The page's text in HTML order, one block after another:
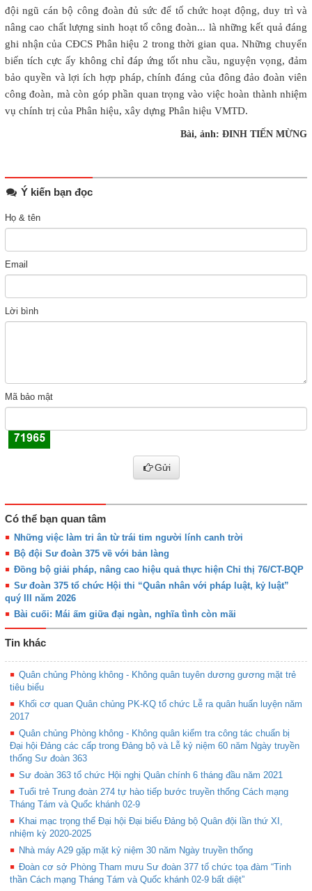
đội ngũ cán bộ công đoàn đủ sức để tổ chức hoạt động, duy trì và
nâng cao chất lượng sinh hoạt tổ công đoàn... là những kết quả đáng
ghi nhận của CĐCS Phân hiệu 2 trong thời gian qua. Những chuyển
biến tích cực ấy không chỉ đáp ứng tốt nhu cầu, nguyện vọng, đảm
bảo quyền và lợi ích hợp pháp, chính đáng của đông đảo đoàn viên
công đoàn, mà còn góp phần quan trọng vào việc hoàn thành nhiệm
vụ chính trị của Phân hiệu, xây dựng Phân hiệu VMTD.
Bài, ảnh: ĐINH TIẾN MỪNG
Ý kiến bạn đọc
Họ & tên
Email
Lời bình
Mã bảo mật
Gửi
Có thể bạn quan tâm
Những việc làm tri ân từ trái tim người lính canh trời
Bộ đội Sư đoàn 375 về với bản làng
Đồng bộ giải pháp, nâng cao hiệu quả thực hiện Chỉ thị 76/CT-BQP
Sư đoàn 375 tổ chức Hội thi “Quân nhân với pháp luật, kỷ luật”
quý III năm 2026
Bài cuối: Mái ấm giữa đại ngàn, nghĩa tình còn mãi
Tin khác
Quân chủng Phòng không - Không quân tuyên dương gương mặt trẻ
tiêu biểu
Khối cơ quan Quân chủng PK-KQ tổ chức Lễ ra quân huấn luyện năm
2017
Quân chủng Phòng không - Không quân kiểm tra công tác chuẩn bị
Đại hội Đảng các cấp trong Đảng bộ và Lễ kỷ niệm 60 năm Ngày truyền
thống Sư đoàn 363
Sư đoàn 363 tổ chức Hội nghị Quân chính 6 tháng đầu năm 2021
Tuổi trẻ Trung đoàn 274 tự hào tiếp bước truyền thống Cách mạng
Tháng Tám và Quốc khánh 02-9
Khai mạc trọng thể Đại hội Đại biểu Đảng bộ Quân đội lần thứ XI,
nhiệm kỳ 2020-2025
Nhà máy A29 gặp mặt kỷ niệm 30 năm Ngày truyền thống
Đoàn cơ sở Phòng Tham mưu Sư đoàn 377 tổ chức tọa đàm “Tinh
thần Cách mạng Tháng Tám và Quốc khánh 02-9 bất diệt”